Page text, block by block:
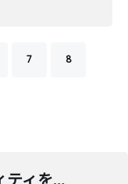
7 8
Vol.212 ことばとアイデンティティを探る旅〜話す/逃げる/探す